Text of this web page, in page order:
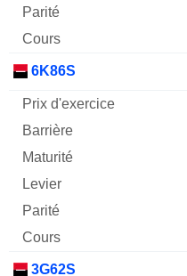
6K86S
3G62S